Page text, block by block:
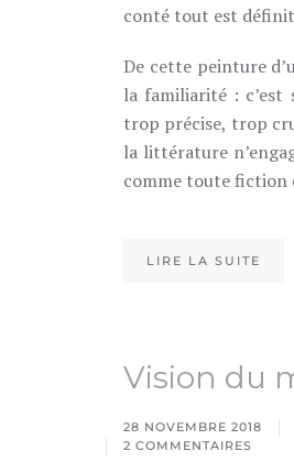
conté tout est
De cette peinture
la familiarité : c’est
trop précise, trop
la littérature
comme toute fiction
LIRE LA SUITE
Vision du
28 NOVEMBRE 2018
2 COMMENTAIRES
SUR